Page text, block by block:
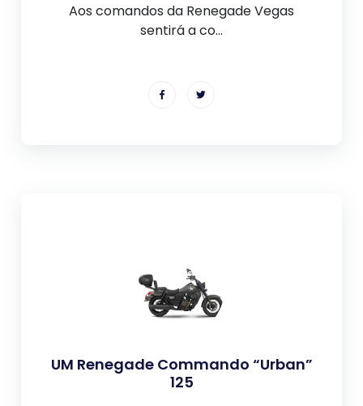
Aos comandos da Renegade Vegas
sentirá a co...
UM Renegade Commando “Urban”
125